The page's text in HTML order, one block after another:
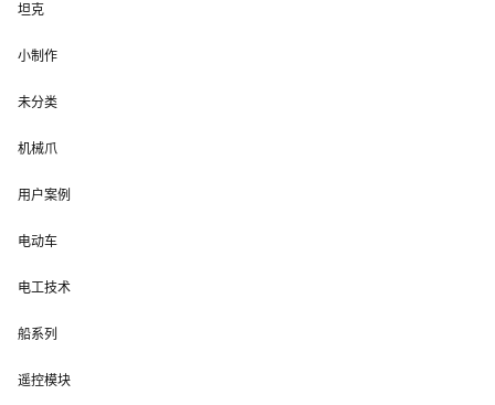
坦克
小制作
未分类
机械爪
用户案例
电动车
电工技术
船系列
遥控模块